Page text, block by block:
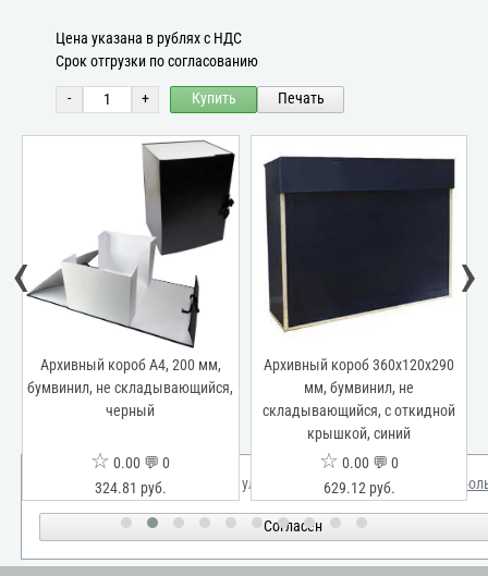
Цена указана в рублях с НДС
Срок отгрузки по согласованию
- + Купить Печать
Архивный короб А4, 200 мм,
бумвинил, не складывающийся,
черный
☆ 0.00 💬 0
324.81 руб.
Архивный короб 360х120х290
мм, бумвинил, не
складывающийся, с откидной
крышкой, синий
☆ 0.00 💬 0
629.12 руб.
‹ ›
Мы используем куки для улучшения вашего опыта. Узнать
Согласен